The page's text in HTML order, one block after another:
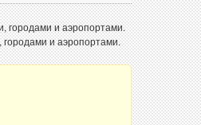
городами и аэропортами.
городами и аэропортами.